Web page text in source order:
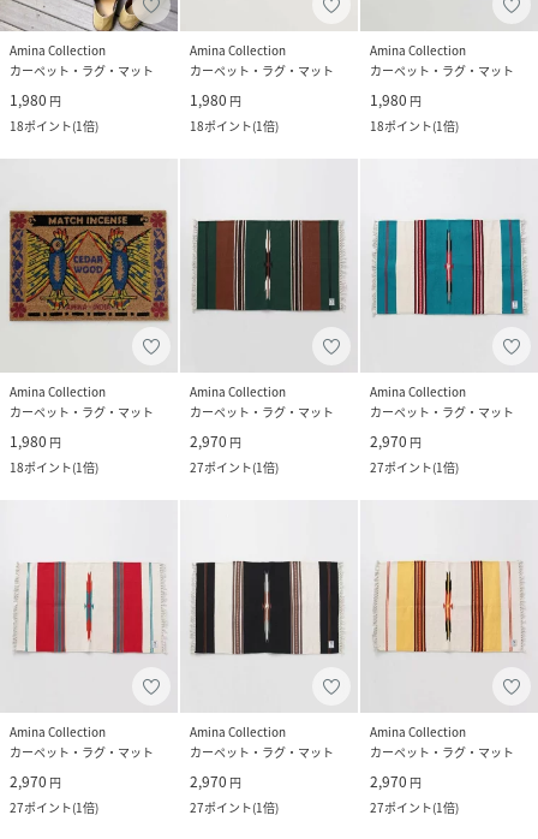
Amina Collection
カーペット・ラグ・マット
1,980 円
18ポイント(1倍)
Amina Collection
カーペット・ラグ・マット
1,980 円
18ポイント(1倍)
Amina Collection
カーペット・ラグ・マット
1,980 円
18ポイント(1倍)
Amina Collection
カーペット・ラグ・マット
1,980 円
18ポイント(1倍)
Amina Collection
カーペット・ラグ・マット
2,970 円
27ポイント(1倍)
Amina Collection
カーペット・ラグ・マット
2,970 円
27ポイント(1倍)
Amina Collection
カーペット・ラグ・マット
2,970 円
27ポイント(1倍)
Amina Collection
カーペット・ラグ・マット
2,970 円
27ポイント(1倍)
Amina Collection
カーペット・ラグ・マット
2,970 円
27ポイント(1倍)